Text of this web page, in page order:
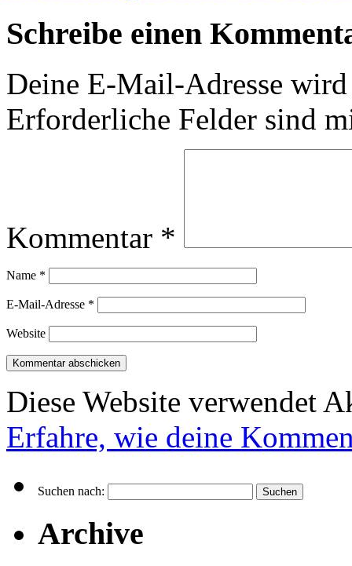
Schreibe einen
Deine E-Mail-Adresse
Erforderliche Felder sind
Kommentar *
Name *
E-Mail-Adresse *
Website
Diese Website verwendet
Erfahre, wie deine
Suchen nach:
Archive